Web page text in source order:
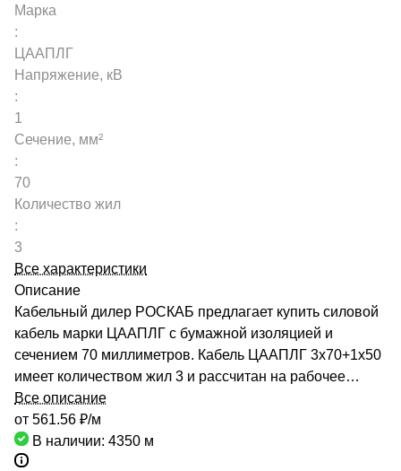
Марка
:
ЦААПЛГ
Напряжение, кВ
:
1
Сечение, мм²
:
70
Количество жил
:
3
Все характеристики
Описание
Кабельный дилер РОСКАБ предлагает купить силовой
кабель марки ЦААПЛГ с бумажной изоляцией и
сечением 70 миллиметров. Кабель ЦААПЛГ 3х70+1х50
имеет количеством жил 3 и рассчитан на рабочее
напряжение до 1 киловольт. Качество продукции
подтверждено сертификатами производителей и
Госстандарта. Мы гарантируем низкие цены за счет
сотрудничества с такими предприятиями, как ОАО
Все описание
от 561.56 ₽/м
В наличии: 4350 м